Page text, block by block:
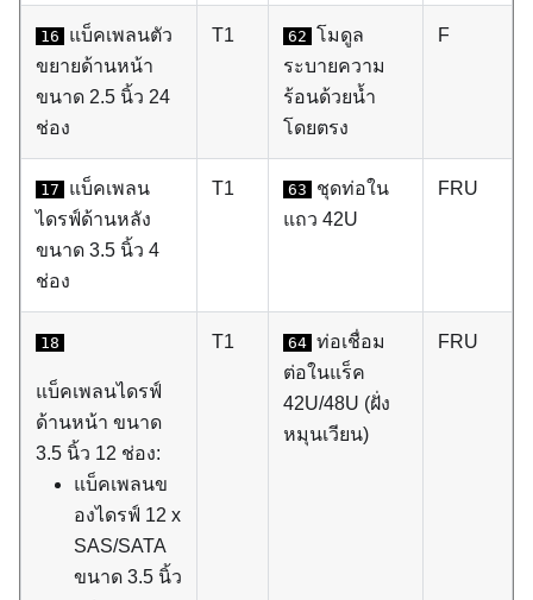
16
แบ็คเพลนตัว
ขยายด้านหน้า
ขนาด 2.5 นิ้ว 24
ช่อง
T1 62 โมดูล
ระบายความ
ร้อนด้วยน้ำ
โดยตรง
F
17
แบ็คเพลน
ไดรฟ์ด้านหลัง
ขนาด 3.5 นิ้ว 4
ช่อง
T1 63
ชุดท่อใน
แถว 42U
FRU
18
แบ็คเพลนไดรฟ์
ด้านหน้า ขนาด
3.5 นิ้ว 12 ช่อง:
แบ็คเพลนข
องไดรฟ์ 12 x
SAS/SATA
ขนาด 3.5 นิ้ว
T1 64 ท่อเชื่อม
ต่อในแร็ค
42U/48U (ฝั่ง
หมุนเวียน)
FRU